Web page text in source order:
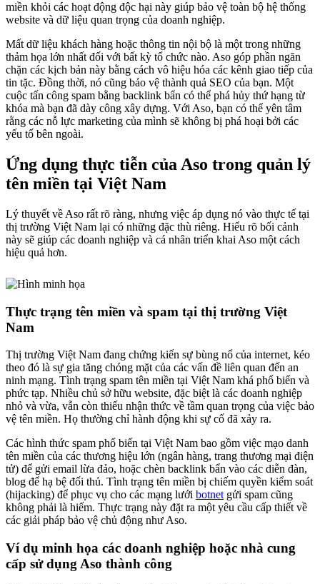
miền khỏi các hoạt động độc hại này giúp bảo vệ toàn bộ hệ thống
website và dữ liệu quan trọng của doanh nghiệp.
Mất dữ liệu khách hàng hoặc thông tin nội bộ là một trong những
thảm họa lớn nhất đối với bất kỳ tổ chức nào. Aso góp phần ngăn
chặn các kịch bản này bằng cách vô hiệu hóa các kênh giao tiếp của
tin tặc. Đồng thời, nó cũng bảo vệ thành quả SEO của bạn. Một
cuộc tấn công spam bằng backlink bẩn có thể phá hủy thứ hạng từ
khóa mà bạn đã dày công xây dựng. Với Aso, bạn có thể yên tâm
rằng các nỗ lực marketing của mình sẽ không bị phá hoại bởi các
yếu tố bên ngoài.
Ứng dụng thực tiễn của Aso trong quản lý
tên miền tại Việt Nam
Lý thuyết về Aso rất rõ ràng, nhưng việc áp dụng nó vào thực tế tại
thị trường Việt Nam lại có những đặc thù riêng. Hiểu rõ bối cảnh
này sẽ giúp các doanh nghiệp và cá nhân triển khai Aso một cách
hiệu quả hơn.
Thực trạng tên miền và spam tại thị trường Việt
Nam
Thị trường Việt Nam đang chứng kiến sự bùng nổ của internet, kéo
theo đó là sự gia tăng chóng mặt của các vấn đề liên quan đến an
ninh mạng. Tình trạng spam tên miền tại Việt Nam khá phổ biến và
phức tạp. Nhiều chủ sở hữu website, đặc biệt là các doanh nghiệp
nhỏ và vừa, vẫn còn thiếu nhận thức về tầm quan trọng của việc bảo
vệ tên miền. Họ thường chỉ hành động khi sự cố đã xảy ra.
Các hình thức spam phổ biến tại Việt Nam bao gồm việc mạo danh
tên miền của các thương hiệu lớn (ngân hàng, trang thương mại điện
tử) để gửi email lừa đảo, hoặc chèn backlink bẩn vào các diễn đàn,
blog để hạ bệ đối thủ. Tình trạng tên miền bị chiếm quyền kiểm soát
(hijacking) để phục vụ cho các mạng lưới botnet gửi spam cũng
không phải là hiếm. Thực trạng này đặt ra một yêu cầu cấp thiết về
các giải pháp bảo vệ chủ động như Aso.
Ví dụ minh họa các doanh nghiệp hoặc nhà cung
cấp sử dụng Aso thành công